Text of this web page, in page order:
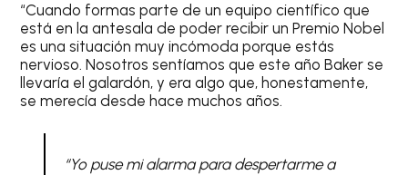
“Cuando formas parte de un equipo científico que
está en la antesala de poder recibir un Premio Nobel
es una situación muy incómoda porque estás
nervioso. Nosotros sentíamos que este año Baker se
llevaría el galardón, y era algo que, honestamente,
se merecía desde hace muchos años.
“Yo puse mi alarma para despertarme a